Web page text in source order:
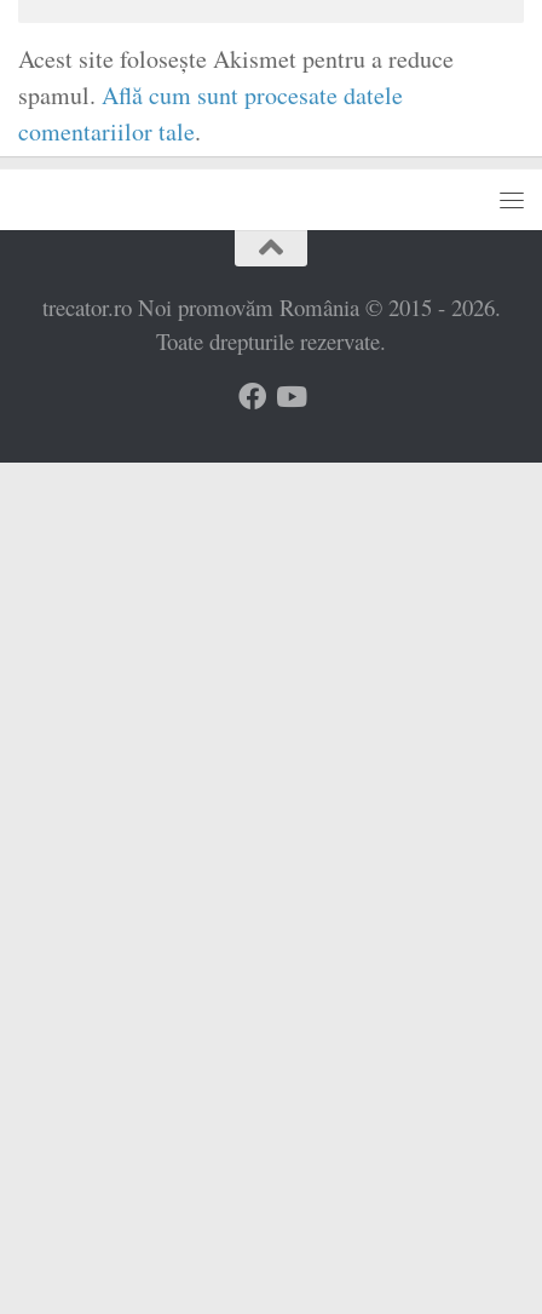
Acest site folosește Akismet pentru a reduce
spamul. Află cum sunt procesate datele
comentariilor tale.
trecator.ro Noi promovăm România © 2015 - 2026.
Toate drepturile rezervate.